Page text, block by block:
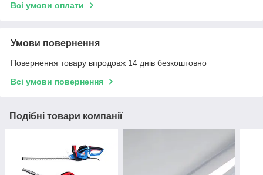
Всі умови оплати
Умови повернення
Повернення товару впродовж 14 днів безкоштовно
Всі умови повернення
Подібні товари компанії